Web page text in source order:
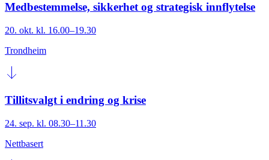
Medbestemmelse, sikkerhet og strategisk innflytelse
20. okt. kl. 16.00–19.30
Trondheim
Tillitsvalgt i endring og krise
24. sep. kl. 08.30–11.30
Nettbasert